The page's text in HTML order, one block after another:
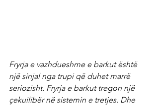
Fryrja e vazhdueshme e barkut është
një sinjal nga trupi që duhet marrë
seriozisht. Fryrja e barkut tregon një
çekuilibër në sistemin e tretjes. Dhe